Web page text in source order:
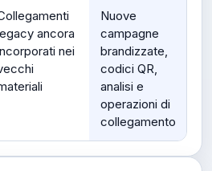
ancora
nei
Nuove
campagne
brandizzate,
codici QR,
analisi e
operazioni di
collegamento